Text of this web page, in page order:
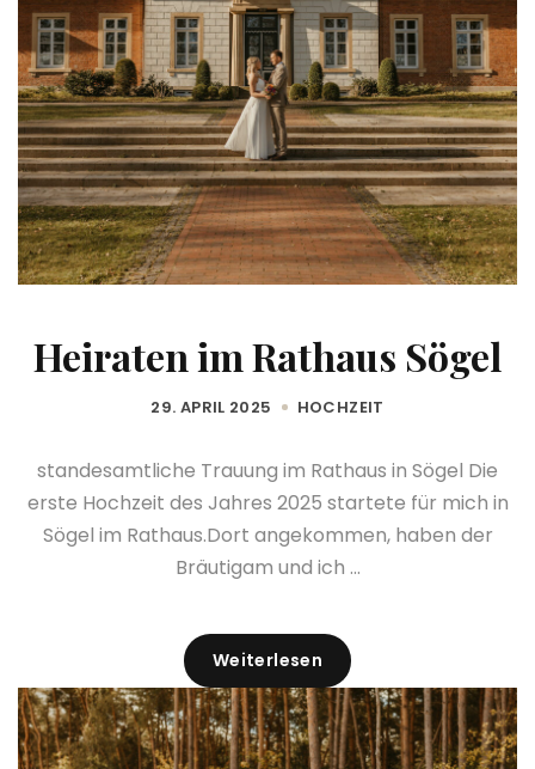
Heiraten im Rathaus Sögel
29. APRIL 2025 HOCHZEIT
standesamtliche Trauung im Rathaus in Sögel Die
erste Hochzeit des Jahres 2025 startete für mich in
Sögel im Rathaus.Dort angekommen, haben der
Bräutigam und ich ...
Weiterlesen